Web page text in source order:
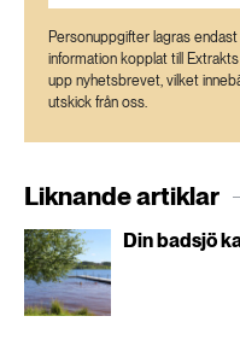
Personuppgifter lagras
information kopplat till
upp nyhetsbrevet, vilket
utskick från oss.
Liknande artiklar
Din badsjö